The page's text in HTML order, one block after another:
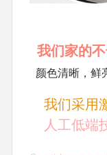
我们家的
颜色清晰，鲜
我们采用
人工低端